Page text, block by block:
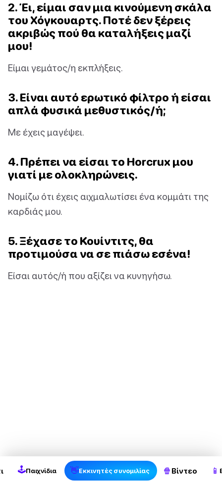
2. Έι, είμαι σαν μια κινούμενη σκάλα
του Χόγκουαρτς. Ποτέ δεν ξέρεις
ακριβώς πού θα καταλήξεις μαζί
μου!
Είμαι γεμάτος/η εκπλήξεις.
3. Είναι αυτό ερωτικό φίλτρο ή είσαι
απλά φυσικά μεθυστικός/ή;
Με έχεις μαγέψει.
4. Πρέπει να είσαι το Horcrux μου
γιατί με ολοκληρώνεις.
Νομίζω ότι έχεις αιχμαλωτίσει ένα κομμάτι της
καρδιάς μου.
5. Ξέχασε το Κουίντιτς, θα
προτιμούσα να σε πιάσω εσένα!
Είσαι αυτός/ή που αξίζει να κυνηγήσω.
🕹Παιχνίδια 👋Εκκινητές συνομιλίας 🍿 Βίντεο 📱